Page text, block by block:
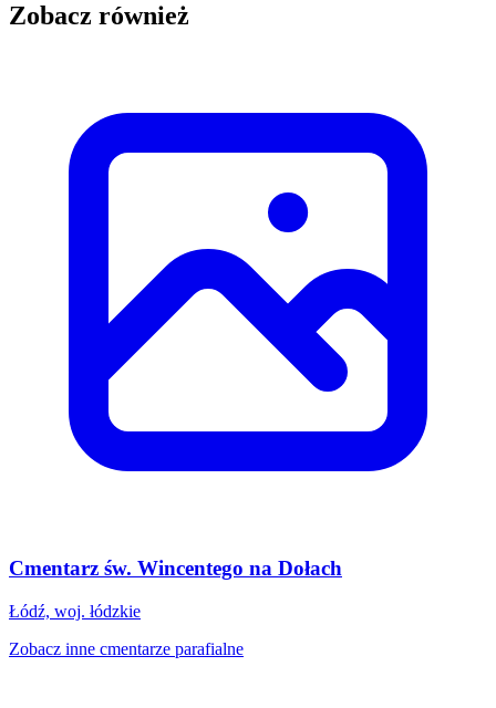
Zobacz również
Cmentarz św. Wincentego na Dołach
Łódź, woj. łódzkie
Zobacz inne cmentarze parafialne